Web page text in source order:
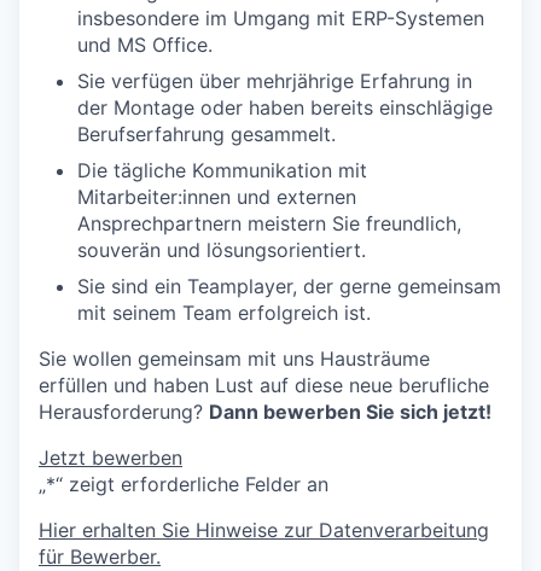
insbesondere im Umgang mit ERP-Systemen
und MS Office.
Sie verfügen über mehrjährige Erfahrung in
der Montage oder haben bereits einschlägige
Berufserfahrung gesammelt.
Die tägliche Kommunikation mit
Mitarbeiter:innen und externen
Ansprechpartnern meistern Sie freundlich,
souverän und lösungsorientiert.
Sie sind ein Teamplayer, der gerne gemeinsam
mit seinem Team erfolgreich ist.
Sie wollen gemeinsam mit uns Hausträume
erfüllen und haben Lust auf diese neue berufliche
Herausforderung? Dann bewerben Sie sich jetzt!
Jetzt bewerben
„*“ zeigt erforderliche Felder an
Hier erhalten Sie Hinweise zur Datenverarbeitung
für Bewerber.